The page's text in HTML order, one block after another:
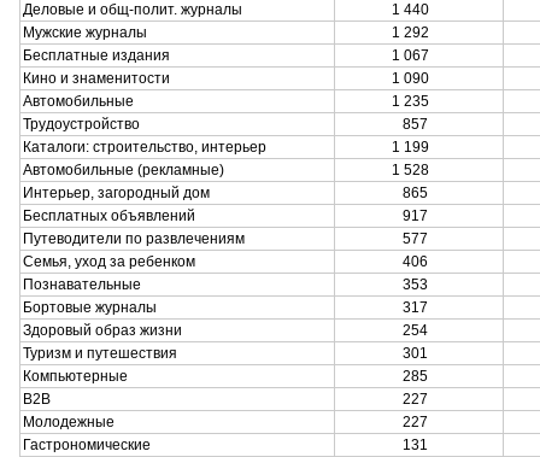
Деловые и общ-полит. журналы
1 440
Мужские журналы
1 292
Бесплатные издания
1 067
Кино и знаменитости
1 090
Автомобильные
1 235
Трудоустройство
857
Каталоги: строительство, интерьер
1 199
Автомобильные (рекламные)
1 528
Интерьер, загородный дом
865
Бесплатных объявлений
917
Путеводители по развлечениям
577
Семья, уход за ребенком
406
Познавательные
353
Бортовые журналы
317
Здоровый образ жизни
254
Туризм и путешествия
301
Компьютерные
285
B2B
227
Молодежные
227
Гастрономические
131